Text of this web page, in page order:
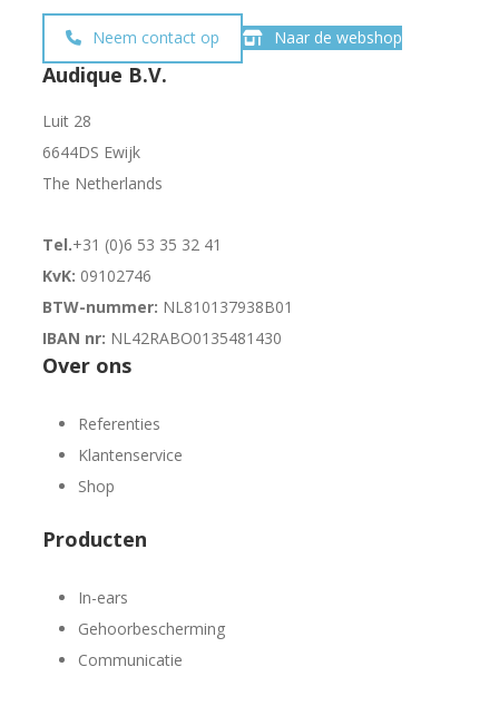
Neem contact op Naar de webshop
Audique B.V.
Luit 28
6644DS Ewijk
The Netherlands
Tel.+31 (0)6 53 35 32 41
KvK: 09102746
BTW-nummer: NL810137938B01
IBAN nr: NL42RABO0135481430
Over ons
Referenties
Klantenservice
Shop
Producten
In-ears
Gehoorbescherming
Communicatie